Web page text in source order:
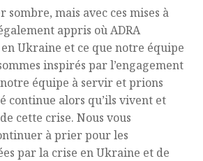
sombre, mais avec ces mises à
appris où ADRA
Ukraine et ce que notre équipe
inspirés par l’engagement
équipe à servir et prions
continue alors qu’ils vivent et
cette crise. Nous vous
à prier pour les
par la crise en Ukraine et de